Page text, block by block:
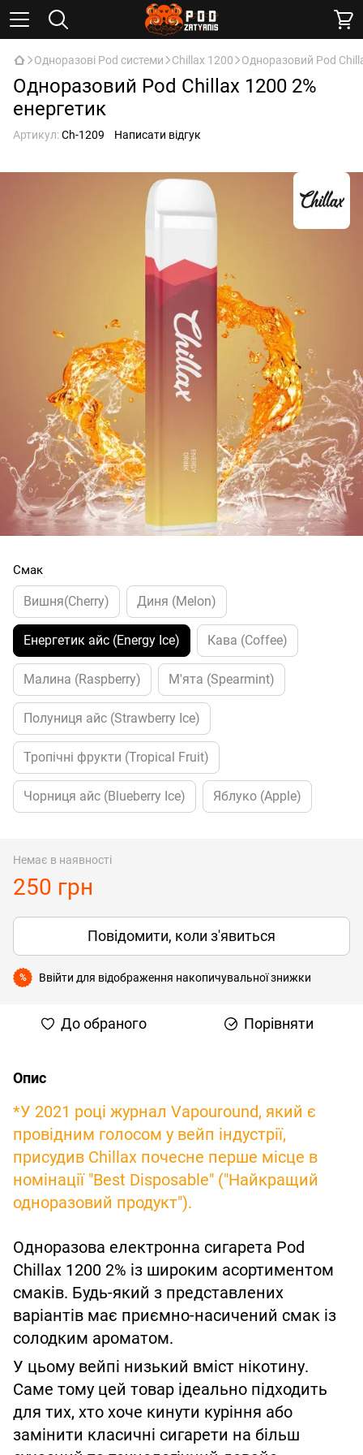
Одноразові Pod системи Chillax 1200 Одноразовий Pod
Одноразовий Pod Chillax 1200 2%
енергетик
Артикул:Ch-1209 Написати відгук
Смак
Вишня(Cherry) Диня (Melon)
Енергетик айс (Energy Ice) Кава (Coffee)
Малина (Raspberry) М'ята (Spearmint)
Полуниця айс (Strawberry Ice)
Тропічні фрукти (Tropical Fruit)
Чорниця айс (Blueberry Ice) Яблуко (Apple)
Немає в наявності
250 грн
Повідомити, коли з'явиться
% Ввійти для відображення накопичувальної знижки
До обраного Порівняти
Опис
*У 2021 році журнал Vapouround, який є
провідним голосом у вейп індустрії,
присудив Chillax почесне перше місце в
номінації "Best Disposable" ("Найкращий
одноразовий продукт").
Одноразова електронна сигарета Pod
Chillax 1200 2% із широким асортиментом
смаків. Будь-який з представлених
варіантів має приємно-насичений смак із
солодким ароматом.
У цьому вейпі низький вміст нікотину.
Саме тому цей товар ідеально підходить
для тих, хто хоче кинути куріння або
замінити класичні сигарети на більш